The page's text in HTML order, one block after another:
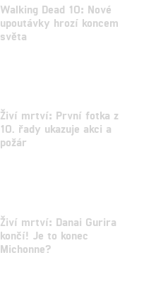
Walking Dead 10: Nové
upoutávky hrozí koncem
světa
Živí mrtví: První fotka z
10. řady ukazuje akci a
požár
Živí mrtví: Danai Gurira
končí! Je to konec
Michonne?